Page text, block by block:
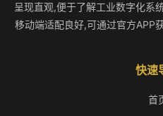
呈现直观,便于了解工业数字化系
移动端适配良好,可通过官方APP
快速
首